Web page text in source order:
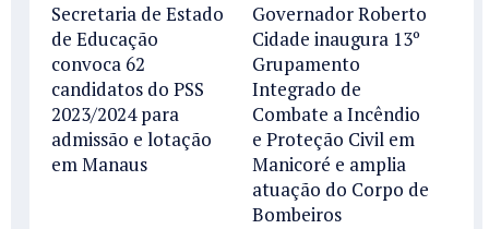
Secretaria de Estado
de Educação
convoca 62
candidatos do PSS
2023/2024 para
admissão e lotação
em Manaus
Governador Roberto
Cidade inaugura 13º
Grupamento
Integrado de
Combate a Incêndio
e Proteção Civil em
Manicoré e amplia
atuação do Corpo de
Bombeiros